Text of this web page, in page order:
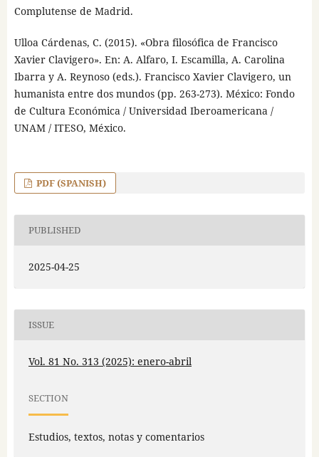
Complutense de Madrid.
Ulloa Cárdenas, C. (2015). «Obra filosófica de Francisco
Xavier Clavigero». En: A. Alfaro, I. Escamilla, A. Carolina
Ibarra y A. Reynoso (eds.). Francisco Xavier Clavigero, un
humanista entre dos mundos (pp. 263-273). México: Fondo
de Cultura Económica / Universidad Iberoamericana /
UNAM / ITESO, México.
PDF (SPANISH)
PUBLISHED
2025-04-25
ISSUE
Vol. 81 No. 313 (2025): enero-abril
SECTION
Estudios, textos, notas y comentarios